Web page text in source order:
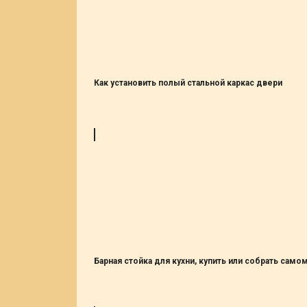
Как установить полый стальной каркас двери
Барная стойка для кухни, купить или собрать